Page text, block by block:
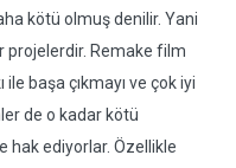
kötü olmuş denilir. Yani
projelerdir. Remake film
başa çıkmayı ve çok iyi
de o kadar kötü
hak ediyorlar. Özellikle